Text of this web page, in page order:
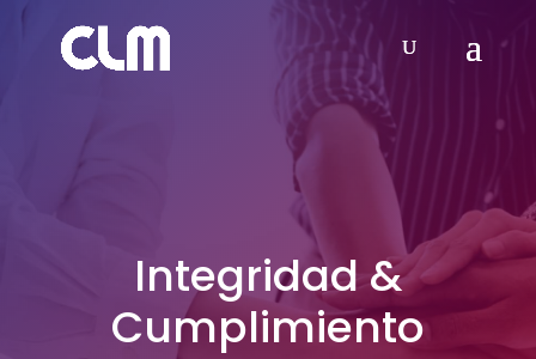
Integridad &
Cumplimiento